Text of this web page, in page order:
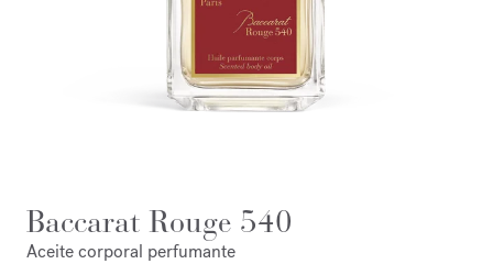
Baccarat Rouge 540
Aceite corporal perfumante